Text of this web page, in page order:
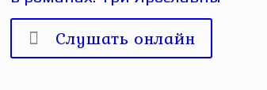
Слушать онлайн